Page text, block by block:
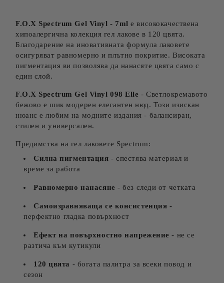
F.O.X Spectrum Gel Vinyl - 7ml е висококачествена
хипоалергична колекция гел лакове в 120 цвята.
Благодарение на иновативната формула лаковете
осигуряват равномерно и плътно покритие. Високата
пигментация ви позволява да нанасяте цвята само с
един слой.
F.O.X Spectrum Gel Vinyl 098 Elle - Светлокремавото
бежово е шик модерен елегантен нюд. Този изискан
нюанс е любим на модните издания - балансиран,
стилен и универсален.
Предимства на гел лаковете Spectrum:
Силна пигментация - спестява материал и
време за работа
Равномерно нанасяне - без следи от четката
Самоизравняваща се консистенция -
перфектно гладка повърхност
Ефект на повърхностно напрежение - не се
разтича към кутикули
120 цвята - богата палитра за всеки повод и
сезон